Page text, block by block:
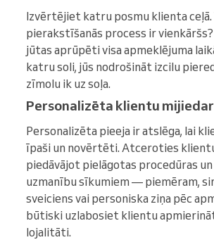
Izvērtējiet katru posmu klienta ceļā.
pierakstīšanās process ir
jūtas aprūpēti visa apmeklējuma
katru soli, jūs nodrošināt izcilu
zīmolu ik uz soļa.
Personalizēta klientu
Personalizēta pieeja ir atslēga, lai
īpaši un novērtēti. Atceroties
piedāvājot pielāgotas procedūras
uzmanību sīkumiem — piemēram,
sveiciens vai personiska ziņa pēc
būtiski uzlabosiet klientu
lojalitāti.